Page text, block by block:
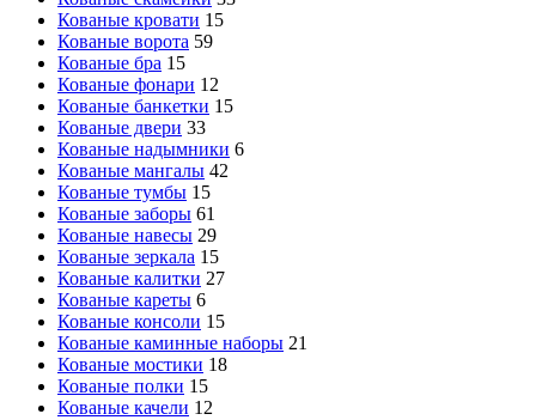
Кованые кровати 15
Кованые ворота 59
Кованые бра 15
Кованые фонари 12
Кованые банкетки 15
Кованые двери 33
Кованые надымники 6
Кованые мангалы 42
Кованые тумбы 15
Кованые заборы 61
Кованые навесы 29
Кованые зеркала 15
Кованые калитки 27
Кованые кареты 6
Кованые консоли 15
Кованые каминные наборы 21
Кованые мостики 18
Кованые полки 15
Кованые качели 12